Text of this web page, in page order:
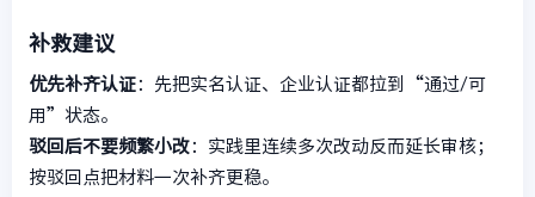
补救建议
优先补齐认证 ：先把实名认证、企业认证都拉到“通过/可
用”状态。
驳回后不要频繁小改 ：实践里连续多次改动反而延长审核；
按驳回点把材料一次补齐更稳。